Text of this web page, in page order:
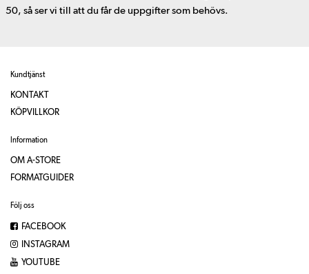
50, så ser vi till att du får de uppgifter som behövs.
Kundtjänst
KONTAKT
KÖPVILLKOR
Information
OM A-STORE
FORMATGUIDER
Följ oss
FACEBOOK
INSTAGRAM
YOUTUBE